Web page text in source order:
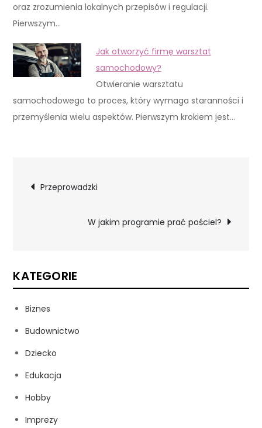
oraz zrozumienia lokalnych przepisów i regulacji.
Pierwszym…
Jak otworzyć firmę warsztat
samochodowy?
Otwieranie warsztatu
samochodowego to proces, który wymaga staranności i
przemyślenia wielu aspektów. Pierwszym krokiem jest…
Nawigacja
wpisu
Przeprowadzki
W jakim programie prać pościel?
KATEGORIE
Biznes
Budownictwo
Dziecko
Edukacja
Hobby
Imprezy